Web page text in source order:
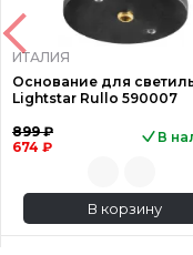
ИТАЛИЯ
Основание для
Lightstar Rullo 590007
899 ₽
674 ₽
В
В корзину